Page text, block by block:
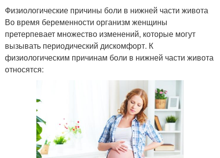
Физиологические причины боли в нижней части живота
Во время беременности организм женщины
претерпевает множество изменений, которые могут
вызывать периодический дискомфорт. К
физиологическим причинам боли в нижней части живота
относятся: